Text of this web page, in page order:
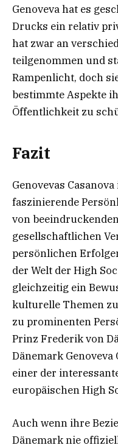
Genoveva hat es
Drucks ein relativ
hat zwar an
teilgenommen und
Rampenlicht, doch
bestimmte Aspekte
Öffentlichkeit zu
Fazit
Genovevas
faszinierende
von
gesellschaftlichen
persönlichen
der Welt der High
gleichzeitig ein
kulturelle Themen
zu prominenten
Prinz Frederik von
Dänemark Genoveva
einer der
europäischen High
Auch wenn ihre
Dänemark nie